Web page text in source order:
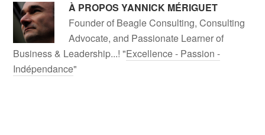
À PROPOSYANNICK MÉRIGUET
Founder of Beagle Consulting, Consulting
Advocate, and Passionate Learner of
Business & Leadership...! "Excellence - Passion -
Indépendance"